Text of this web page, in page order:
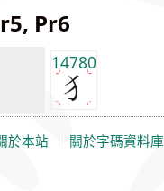
Pr6
14780
於本站 關於字碼資料庫